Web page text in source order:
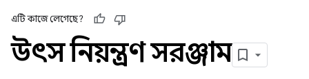
এটি কাজে লেগেছে?
উৎস নিয়ন্ত্রণ সরঞ্জাম